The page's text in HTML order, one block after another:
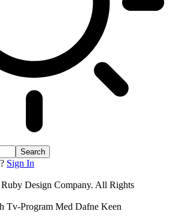
Sign In
Design Company. All Rights
Tv-Program Med Dafne Keen